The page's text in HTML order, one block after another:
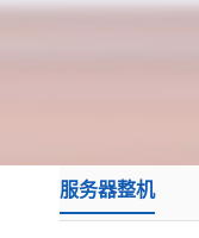
服务器整机